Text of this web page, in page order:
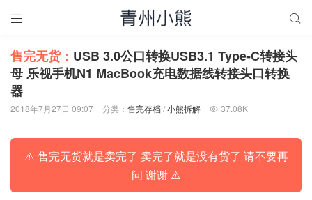
 
售完无货： USB 3.0公口转换USB3.1 Type-C转接头
母 乐视手机N1 MacBook充电数据线转接头口转换
器
2018年7月27日 09:07 分类： 售完存档/小熊拆解  37.08K
⚠️ 售完无货就是卖完了 卖完了就是没有货了 请不要再
问 谢谢 ⚠️